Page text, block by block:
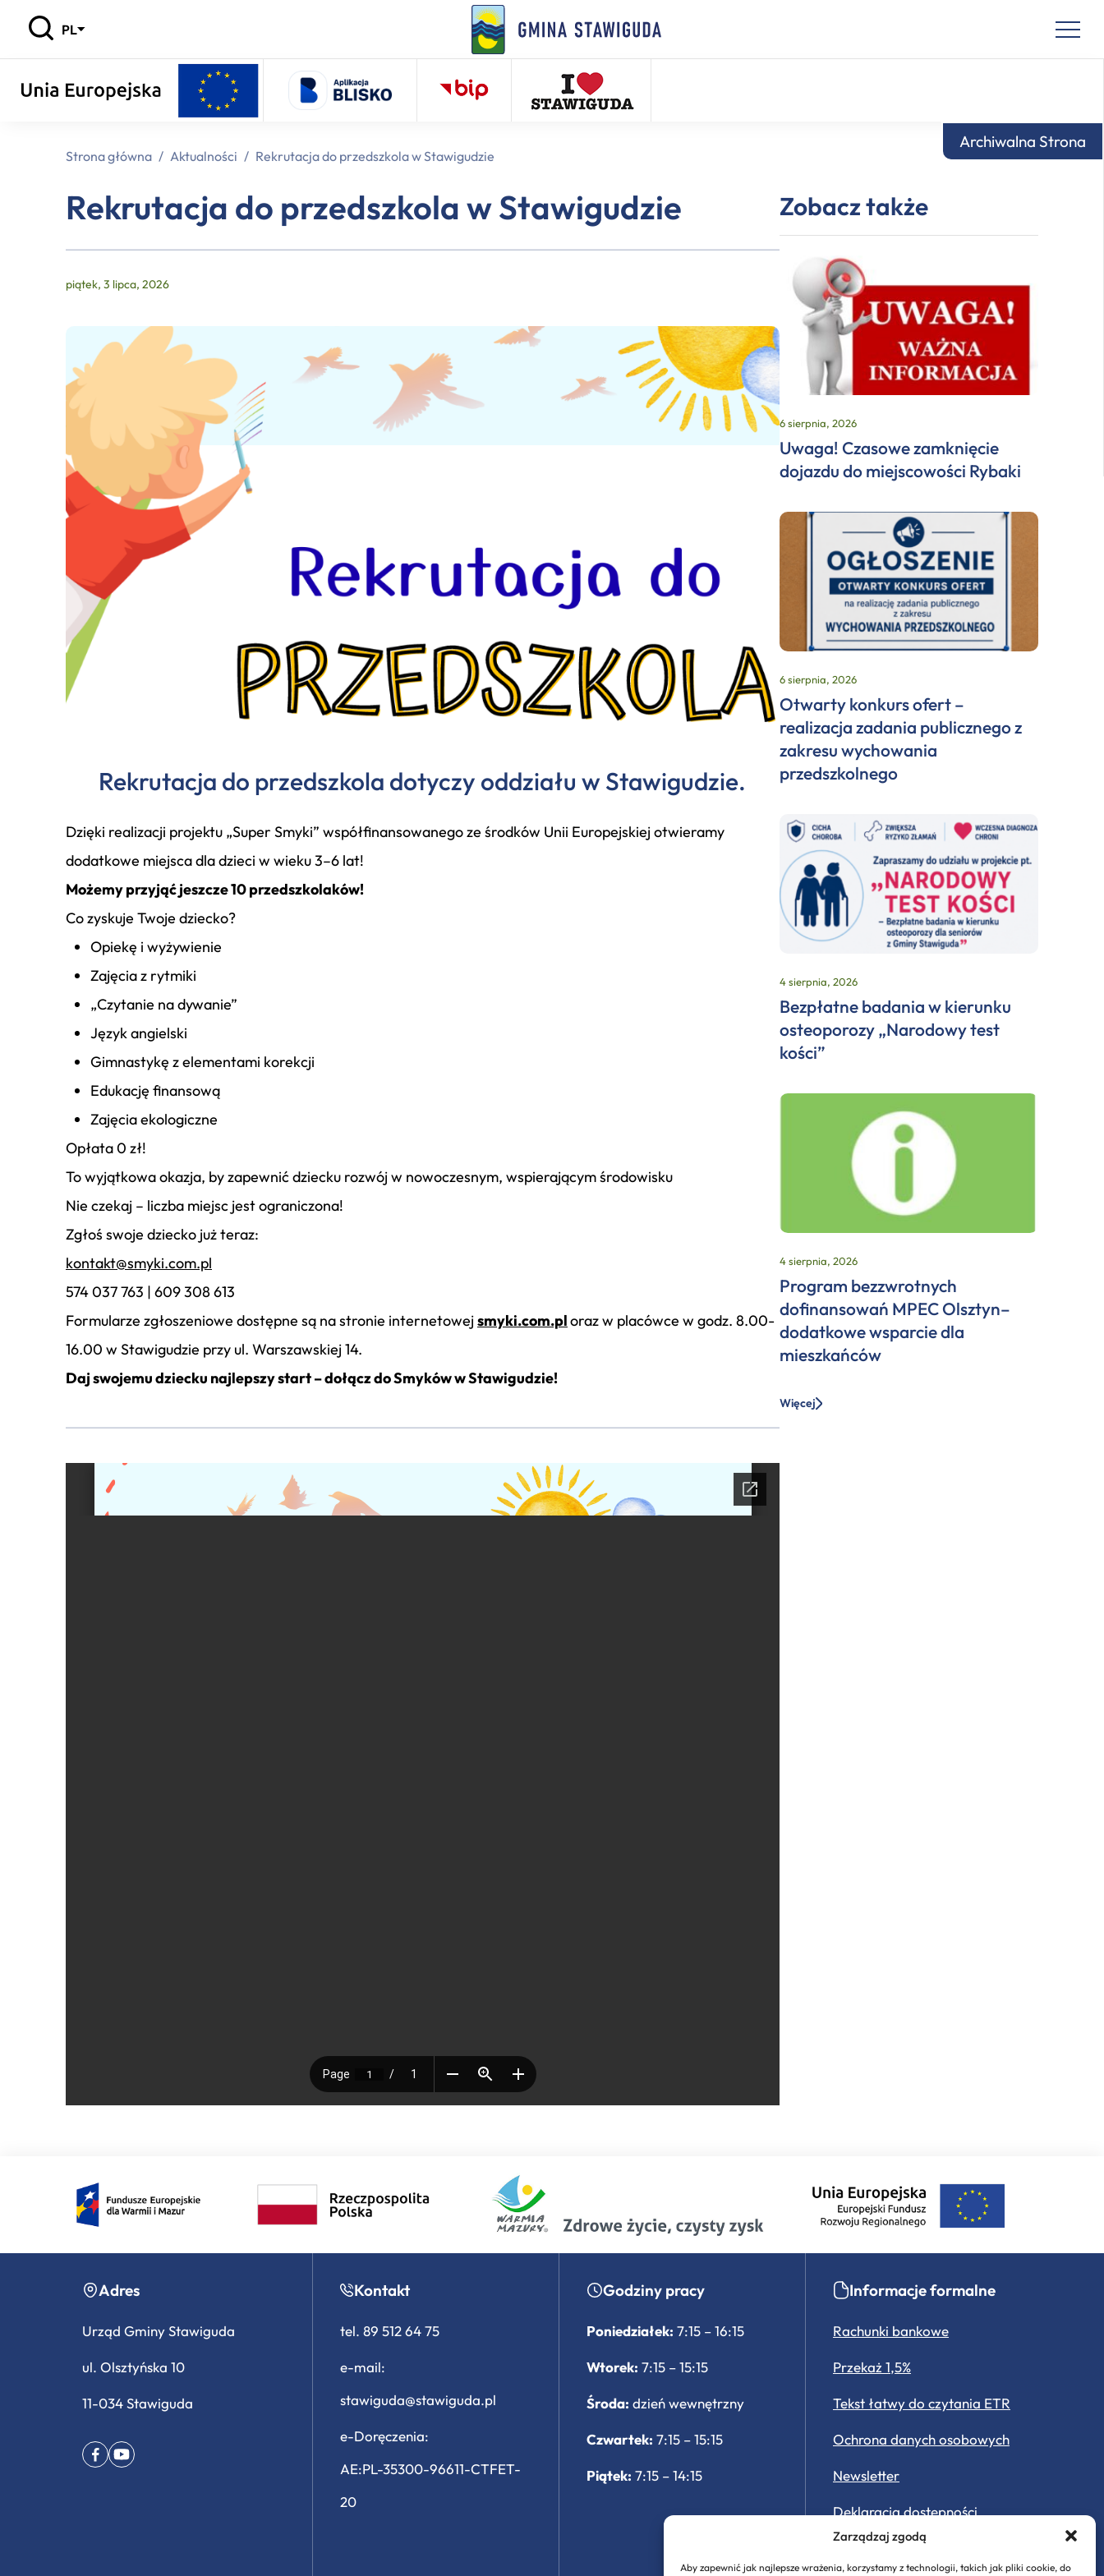
Zarządzaj zgodą
Aby zapewnić jak najlepsze wrażenia, korzystamy z technologii, takich jak pliki cookie, do
PL
Archiwalna Strona
Strona główna / Aktualności / Rekrutacja do przedszkola w Stawigudzie
Rekrutacja do przedszkola w Stawigudzie
piątek, 3 lipca, 2026
Rekrutacja do przedszkola dotyczy oddziału w Stawigudzie.
Dzięki realizacji projektu „Super Smyki” współfinansowanego ze środków Unii Europejskiej otwieramy
dodatkowe miejsca dla dzieci w wieku 3–6 lat!
Możemy przyjąć jeszcze 10 przedszkolaków!
Co zyskuje Twoje dziecko?
Opiekę i wyżywienie
Zajęcia z rytmiki
„Czytanie na dywanie”
Język angielski
Gimnastykę z elementami korekcji
Edukację finansową
Zajęcia ekologiczne
Opłata 0 zł!
To wyjątkowa okazja, by zapewnić dziecku rozwój w nowoczesnym, wspierającym środowisku
Nie czekaj – liczba miejsc jest ograniczona!
Zgłoś swoje dziecko już teraz:
kontakt@smyki.com.pl
574 037 763 | 609 308 613
Formularze zgłoszeniowe dostępne są na stronie internetowejsmyki.com.ploraz w placówce w godz. 8.00-
16.00 w Stawigudzie przy ul. Warszawskiej 14.
Daj swojemu dziecku najlepszy start – dołącz do Smyków w Stawigudzie!
Zobacz także
6 sierpnia, 2026
Uwaga! Czasowe zamknięcie
dojazdu do miejscowości Rybaki
6 sierpnia, 2026
Otwarty konkurs ofert –
realizacja zadania publicznego z
zakresu wychowania
przedszkolnego
4 sierpnia, 2026
Bezpłatne badania w kierunku
osteoporozy „Narodowy test
kości”
4 sierpnia, 2026
Program bezzwrotnych
dofinansowań MPEC Olsztyn–
dodatkowe wsparcie dla
mieszkańców
Więcej
Adres
Urząd Gminy Stawiguda
ul. Olsztyńska 10
11-034 Stawiguda
Kontakt
tel. 89 512 64 75
e-mail:
stawiguda@stawiguda.pl
e-Doręczenia:
AE:PL-35300-96611-CTFET-
20
Godziny pracy
Poniedziałek: 7:15 – 16:15
Wtorek: 7:15 – 15:15
Środa: dzień wewnętrzny
Czwartek: 7:15 – 15:15
Piątek: 7:15 – 14:15
Informacje formalne
Rachunki bankowe
Przekaż 1,5%
Tekst łatwy do czytania ETR
Ochrona danych osobowych
Newsletter
Deklaracja dostępności
Ekologia